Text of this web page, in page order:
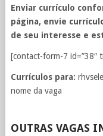
Enviar currículo
página, envie
de seu interesse e
[contact-form-7 id=”38″
Currículos para:
nome da vaga
OUTRAS VAGAS